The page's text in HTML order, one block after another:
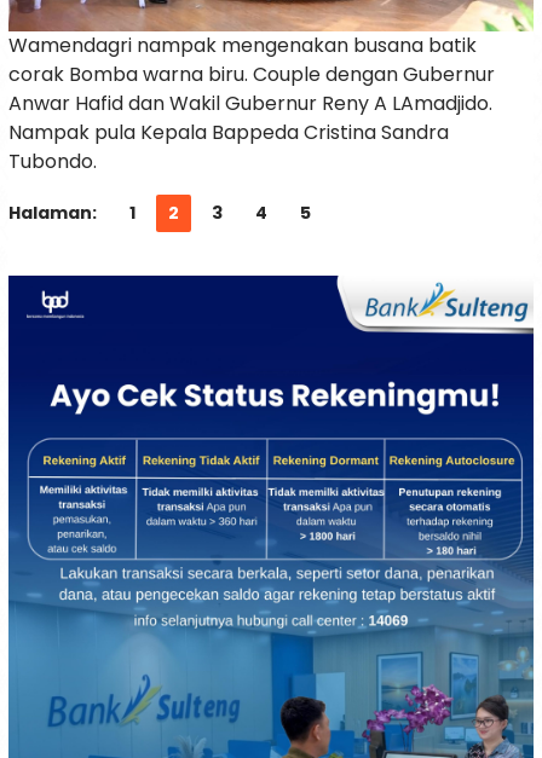
Wamendagri nampak mengenakan busana batik
corak Bomba warna biru. Couple dengan Gubernur
Anwar Hafid dan Wakil Gubernur Reny A LAmadjido.
Nampak pula Kepala Bappeda Cristina Sandra
Tubondo.
Halaman: 1 2 3 4 5